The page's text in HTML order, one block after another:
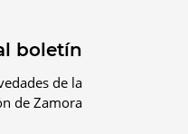
boletín
de la
de Zamora